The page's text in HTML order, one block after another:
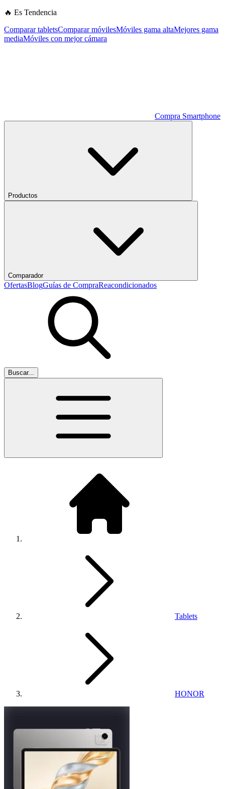
🔥 Es Tendencia
Comparar tabletsComparar móvilesMóviles gama altaMejores gama
mediaMóviles con mejor cámara
Compra Smartphone
Productos
Comparador
OfertasBlogGuías de CompraReacondicionados
Buscar...
Tablets
HONOR